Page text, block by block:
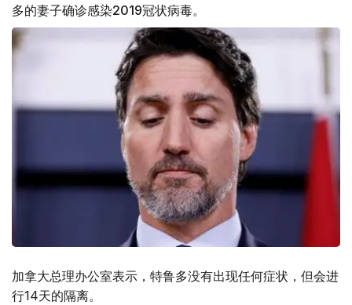
多的妻子确诊感染2019冠状病毒。
加拿大总理办公室表示，特鲁多没有出现任何症状，但会进
行14天的隔离。